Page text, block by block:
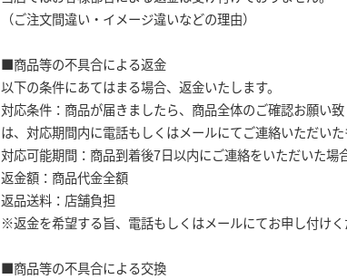
（ご注文間違い・イメージ違いなどの理由）
■商品等の不具合による返金
以下の条件にあてはまる場合、返金いたします。
対応条件：商品が届きましたら、商品全体のご確認お願い
は、対応期間内に電話もしくはメールにてご連絡いただいた
対応可能期間：商品到着後7日以内にご連絡をいただいた場
返金額：商品代金全額
返品送料：店舗負担
※返金を希望する旨、電話もしくはメールにてお申し付けく
■商品等の不具合による交換